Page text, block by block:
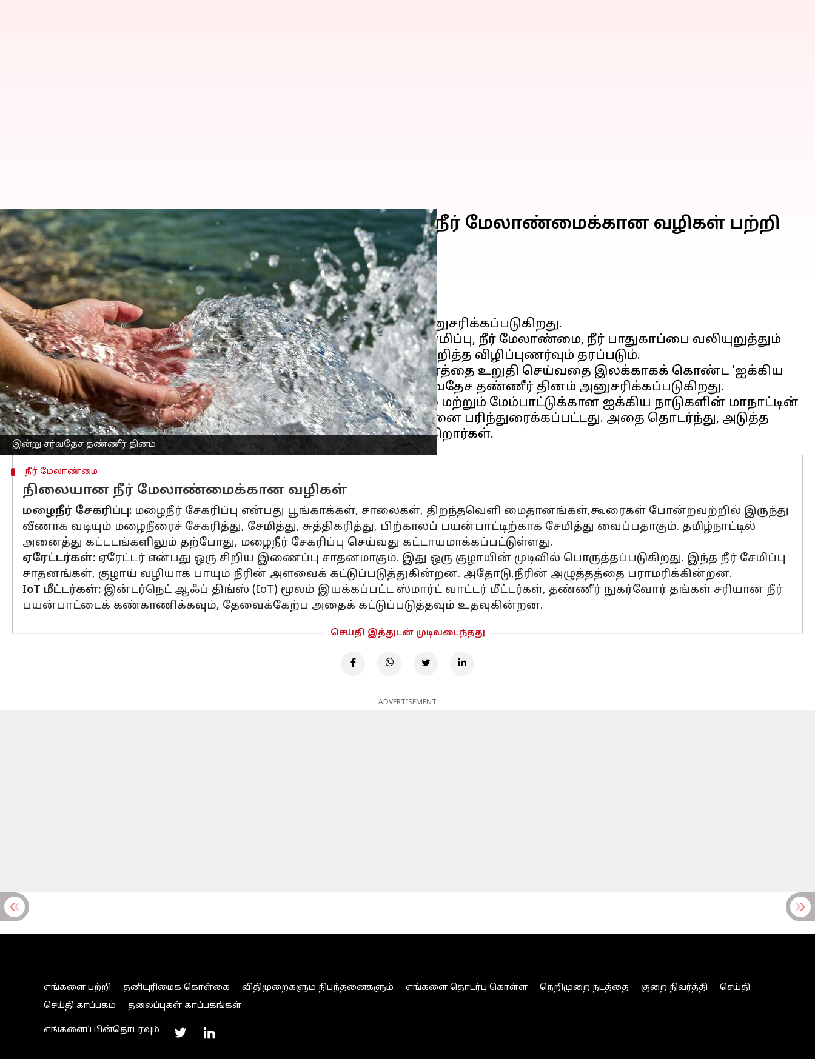
இன்று சர்வதேச தண்ணீர் தினம்
இன்று சர்வதேச தண்ணீர் தினம்: நிலையான நீர் மேலாண்மைக்கான வழிகள் பற்றி
தெரிந்து கொள்வோம்
எழுதியவர் Venkatalakshmi V Mar 22, 2023 08:51 am
செய்தி முன்னோட்டம்
ஆண்டுதோறும், மார்ச் 22 அன்று, 'சர்வதேசதண்ணீர் தினம்'மாக அனுசரிக்கப்படுகிறது.
இந்த நாளில், தண்ணீரின் முக்கியத்துவம் பற்றியும், தண்ணீரின் சேமிப்பு, நீர் மேலாண்மை, நீர் பாதுகாப்பை வலியுறுத்தும்
நடவடிக்கைகள் மேற்கொள்ளப்படும். மக்களுக்கு நீர் மேலாண்மை குறித்த விழிப்புணர்வும் தரப்படும்.
2030க்குள், அனைவருக்கும் பாதுகாப்பான தண்ணீர் மற்றும் சுகாதாரத்தை உறுதி செய்வதை இலக்காகக் கொண்ட 'ஐக்கிய
நாடுகளின் நிலையான வளர்ச்சி இலக்கு 6'-ஐ நோக்கியே, இந்த சர்வதேச தண்ணீர் தினம் அனுசரிக்கப்படுகிறது.
1992-ஆம் ஆண்டு, ரியோ-டி-ஜெனிரோவில் நடைபெற்ற சுற்றுச்சூழல் மற்றும் மேம்பாட்டுக்கான ஐக்கிய நாடுகளின் மாநாட்டின்
போது தான் முதல்முதலில், சர்வதேச தண்ணீர் தினம் பற்றிய யோசனை பரிந்துரைக்கப்பட்டது. அதை தொடர்ந்து, அடுத்த
நீர் மேலாண்மை
நிலையான நீர் மேலாண்மைக்கான வழிகள்
மழைநீர் சேகரிப்பு: மழைநீர் சேகரிப்பு என்பது பூங்காக்கள், சாலைகள், திறந்தவெளி மைதானங்கள்,கூரைகள் போன்றவற்றில் இருந்து
வீணாக வடியும் மழைநீரைச் சேகரித்து, சேமித்து, சுத்திகரித்து, பிற்காலப் பயன்பாட்டிற்காக சேமித்து வைப்பதாகும். தமிழ்நாட்டில்
அனைத்து கட்டடங்களிலும் தற்போது, மழைநீர் சேகரிப்பு செய்வது கட்டாயமாக்கப்பட்டுள்ளது.
ஏரேட்டர்கள்: ஏரேட்டர் என்பது ஒரு சிறிய இணைப்பு சாதனமாகும். இது ஒரு குழாயின் முடிவில் பொருத்தப்படுகிறது. இந்த நீர் சேமிப்பு
சாதனங்கள், குழாய் வழியாக பாயும் நீரின் அளவைக் கட்டுப்படுத்துகின்றன. அதோடு,நீரின் அழுத்தத்தை பராமரிக்கின்றன.
IoT மீட்டர்கள்: இன்டர்நெட் ஆஃப் திங்ஸ் (IoT) மூலம் இயக்கப்பட்ட ஸ்மார்ட் வாட்டர் மீட்டர்கள், தண்ணீர் நுகர்வோர் தங்கள் சரியான நீர்
பயன்பாட்டைக் கண்காணிக்கவும், தேவைக்கேற்ப அதைக் கட்டுப்படுத்தவும் உதவுகின்றன.
செய்தி இத்துடன் முடிவடைந்தது
ADVERTISEMENT
எங்களை பற்றி தனியுரிமைக் கொள்கை விதிமுறைகளும் நிபந்தனைகளும் எங்களை தொடர்பு கொள்ள நெறிமுறை நடத்தை குறை நிவர்த்தி
செய்தி
செய்தி காப்பகம்
தலைப்புகள் காப்பகங்கள்
எங்களைப் பின்தொடரவும்